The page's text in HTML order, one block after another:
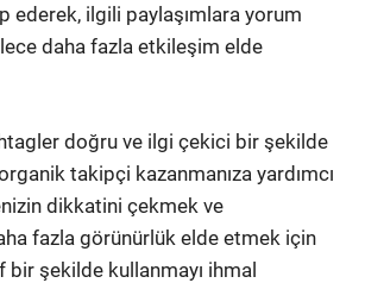
ederek, ilgili paylaşımlara yorum
daha fazla etkileşim elde
doğru ve ilgi çekici bir şekilde
organik takipçi kazanmanıza yardımcı
dikkatini çekmek ve
fazla görünürlük elde etmek için
şekilde kullanmayı ihmal